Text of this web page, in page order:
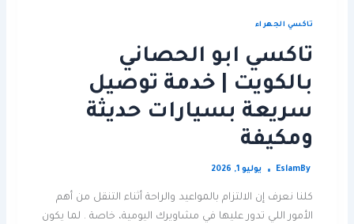
تاكسي الجهراء
تاكسي ابو الحصاني
بالكويت | خدمة توصيل
سريعة بسيارات حديثة
ومكيفة
Eslam يوليو 1, 2026
كلنا نعرف إن الالتزام بالمواعيد والراحة أثناء التنقل من أهم
الأمور اللي تدور عليها في مشاويرك اليومية، خاصة . لما يكون